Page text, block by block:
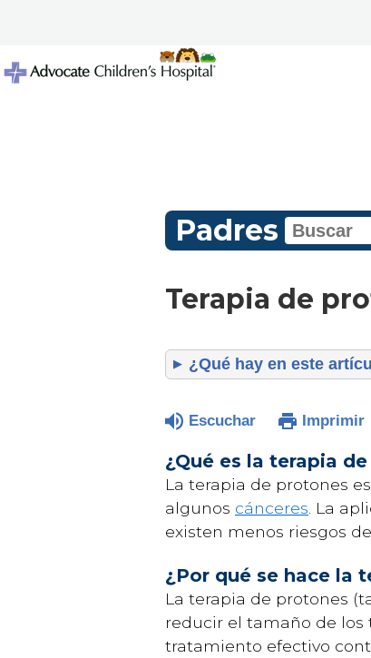
Padres
Terapia de
¿Qué hay en este
Escuchar Imprimir
¿Qué es la terapia
La terapia de protones
algunos cánceres . La
existen menos riesgos
¿Por qué se hace la
La terapia de protones
reducir el tamaño de los
tratamiento efectivo